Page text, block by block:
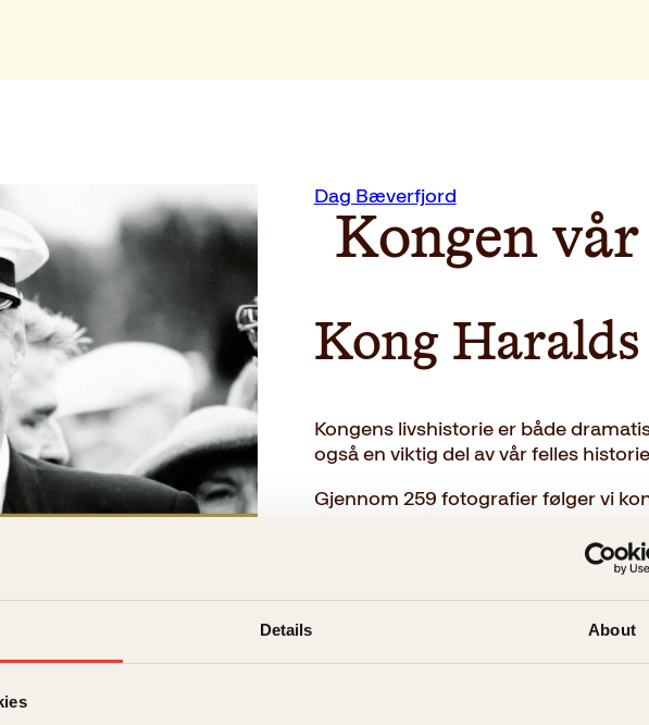
Details About
Dag Bæverfjord
Kongen vår
Kong
Kongens livshistorie er både
også en viktig del av vår felles
Gjennom 259 fotografier følger vi
til den folkekjære statsmannen, det
ansvarlige familiemannen og det
Bildene er i stor grad tatt av noen
tidene. Den dokumentariske
Haralds oppvekst og mangeårige
→ Les hele beskrivelsen